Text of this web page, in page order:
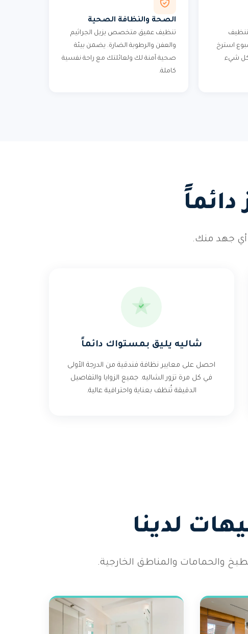
استرخ
كل شيء
الصحة والنظافة الصحية
تنظيف عميق متخصص يزيل الجراثيم
والعفن والرطوبة الضارة. يضمن بيئة
صحية آمنة لك ولعائلتك مع راحة نفسية
كاملة.
أي جهد منك.
شاليه يليق بمستواك دائماً
احصل على معايير نظافة فندقية من الدرجة الأولى
في كل مرة تزور الشاليه. جميع الزوايا والتفاصيل
الدقيقة تُنظف بعناية واحترافية عالية.
لدينا
والحمامات والمناطق الخارجية.